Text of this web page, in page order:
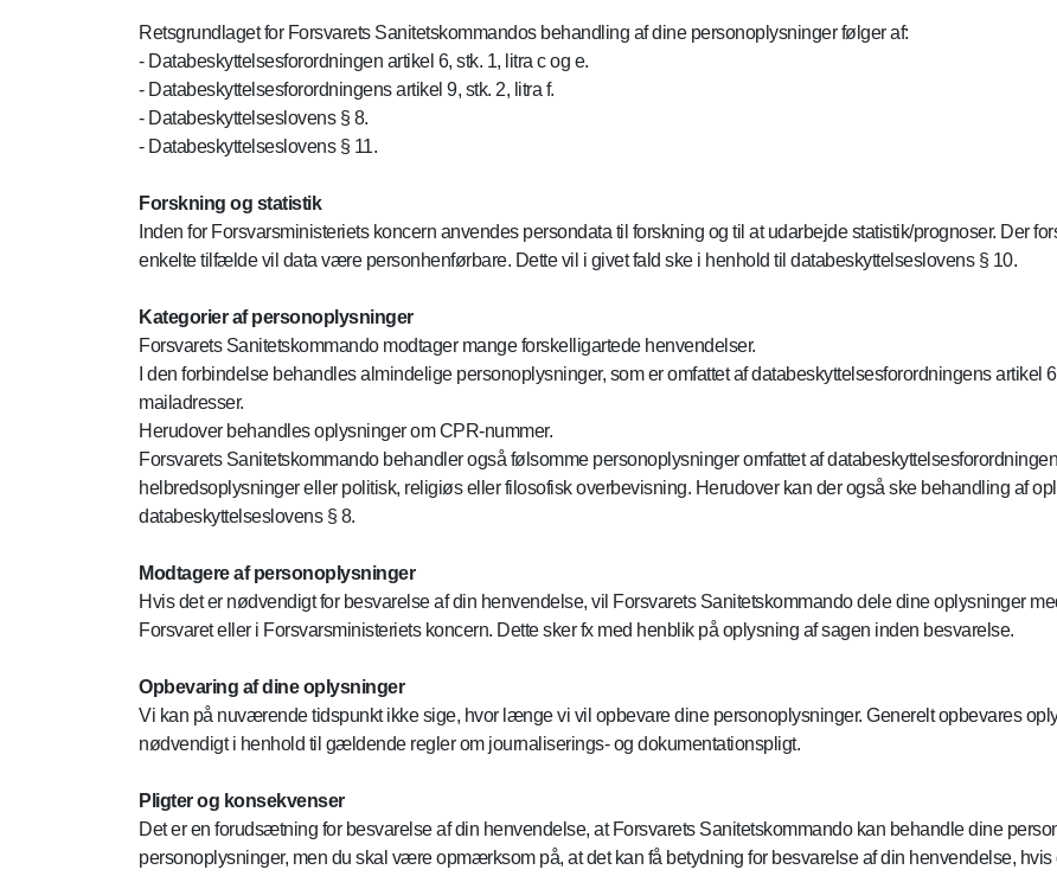
Retsgrundlaget for Forsvarets Sanitetskommandos behandling af dine personoplysninger følger af:
- Databeskyttelsesforordningen artikel 6, stk. 1, litra c og e.
- Databeskyttelsesforordningens artikel 9, stk. 2, litra f.
- Databeskyttelseslovens § 8.
- Databeskyttelseslovens § 11.
Forskning og statistik
Inden for Forsvarsministeriets koncern anvendes persondata til forskning og til at udarbejde statistik/prognoser. Der
enkelte tilfælde vil data være personhenførbare. Dette vil i givet fald ske i henhold til databeskyttelseslovens § 10.
Kategorier af personoplysninger
Forsvarets Sanitetskommando modtager mange forskelligartede henvendelser.
I den forbindelse behandles almindelige personoplysninger, som er omfattet af databeskyttelsesforordningens artikel
mailadresser.
Herudover behandles oplysninger om CPR-nummer.
Forsvarets Sanitetskommando behandler også følsomme personoplysninger omfattet af
helbredsoplysninger eller politisk, religiøs eller filosofisk overbevisning. Herudover kan der også ske behandling af
databeskyttelseslovens § 8.
Modtagere af personoplysninger
Hvis det er nødvendigt for besvarelse af din henvendelse, vil Forsvarets Sanitetskommando dele dine oplysninger
Forsvaret eller i Forsvarsministeriets koncern. Dette sker fx med henblik på oplysning af sagen inden besvarelse.
Opbevaring af dine oplysninger
Vi kan på nuværende tidspunkt ikke sige, hvor længe vi vil opbevare dine personoplysninger. Generelt opbevares
nødvendigt i henhold til gældende regler om journaliserings- og dokumentationspligt.
Pligter og konsekvenser
Det er en forudsætning for besvarelse af din henvendelse, at Forsvarets Sanitetskommando kan behandle dine
personoplysninger, men du skal være opmærksom på, at det kan få betydning for besvarelse af din henvendelse,